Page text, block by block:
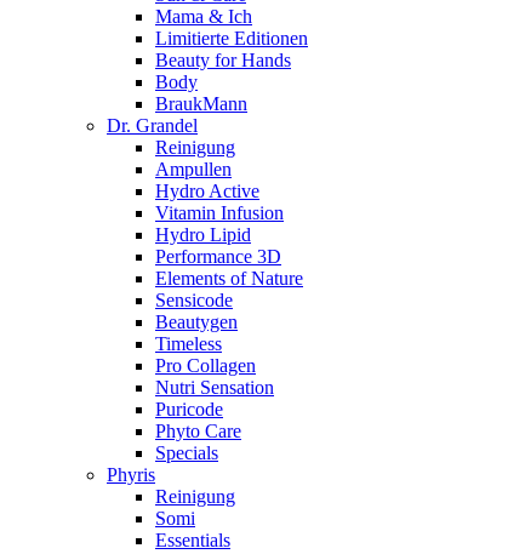
Mama & Ich
Limitierte Editionen
Beauty for Hands
Body
BraukMann
Dr. Grandel
Reinigung
Ampullen
Hydro Active
Vitamin Infusion
Hydro Lipid
Performance 3D
Elements of Nature
Sensicode
Beautygen
Timeless
Pro Collagen
Nutri Sensation
Puricode
Phyto Care
Specials
Phyris
Reinigung
Somi
Essentials